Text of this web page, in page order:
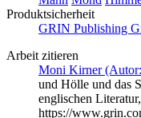
Produktsicherheit
GRIN Publishing
Arbeit zitieren
Moni Kirner
und Hölle und das
englischen
https://